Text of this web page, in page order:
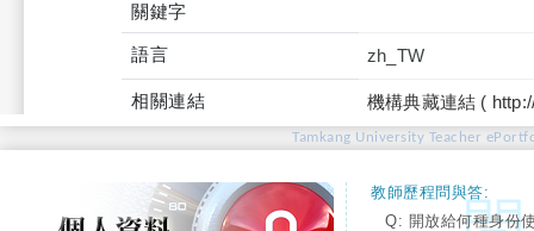
關鍵字
語言 zh_TW
相關連結 機構典藏連結 (
Tamkang University Teacher
教師歷程問與答:
Q: 開放給何種身份